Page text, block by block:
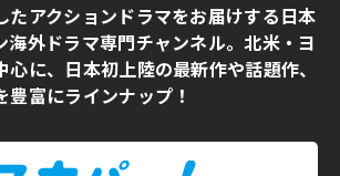
たアクションドラマをお届けする日本
海外ドラマ専門チャンネル。北米・ヨ
に、日本初上陸の最新作や話題作、
富にラインナップ！